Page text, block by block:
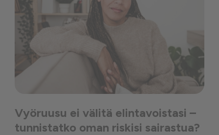
Vyöruusu ei välitä elintavoistasi –
tunnistatko oman riskisi sairastua?